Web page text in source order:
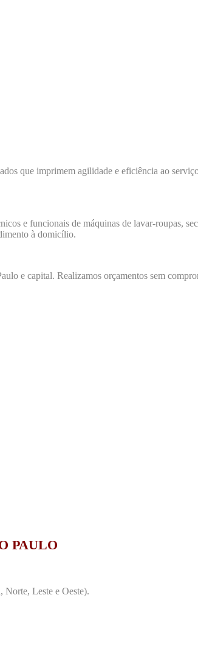
que imprimem agilidade e eficiência ao
e funcionais de máquinas de lavar-roupas,
à domicílio.
e capital. Realizamos orçamentos sem
PAULO
Norte, Leste e Oeste).